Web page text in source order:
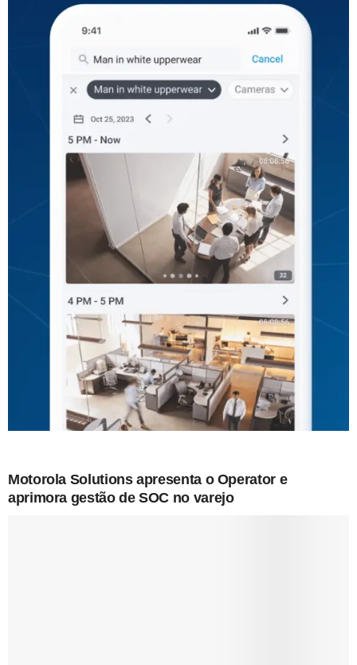
Motorola Solutions apresenta o Operator e
aprimora gestão de SOC no varejo